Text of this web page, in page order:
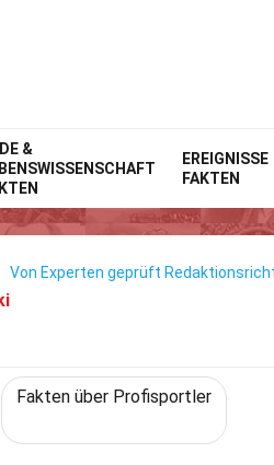
&
EREIGNISSE
FAKTEN
Fakten Fakten
Dakota Joshua
Von Experten geprüft
Fakten über Profisportler